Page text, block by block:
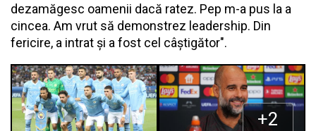
dezamăgesc oamenii dacă ratez. Pep m-a pus la a
cincea. Am vrut să demonstrez leadership. Din
fericire, a intrat și a fost cel câștigător".